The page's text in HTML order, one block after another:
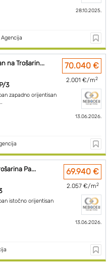
28.10.2025.
Agencija
na Trošarin...
3
zapadno orijentisan
70.040 €
2.001 €/m2
13.06.2026.
Pa...
istočno orijentisan
69.940 €
2.057 €/m2
13.06.2026.